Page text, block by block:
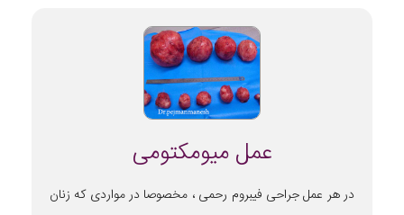
عمل میومکتومی
در هر عمل جراحی فیبروم رحمی ، مخصوصا در مواردی که زنان